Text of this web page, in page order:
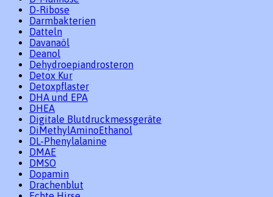
D-Ribose
Darmbakterien
Datteln
Davanaöl
Deanol
Dehydroepiandrosteron
Detox Kur
Detoxpflaster
DHA und EPA
DHEA
Digitale Blutdruckmessgeräte
DiMethylAminoEthanol
DL-Phenylalanine
DMAE
DMSO
Dopamin
Drachenblut